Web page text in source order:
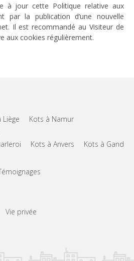
à jour cette Politique relative aux
par la publication d’une nouvelle
Il est recommandé au Visiteur de
aux cookies régulièrement.
Liège
Kots à Namur
Kots à Anvers Kots à Gand
Vie privée